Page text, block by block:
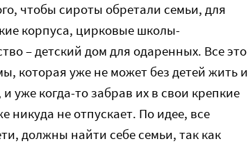
чтобы сироты обретали семьи, для
корпуса, цирковые школы-
– детский дом для одаренных. Все это
которая уже не может без детей жить и
уже когда-то забрав их в свои крепкие
никуда не отпускает. По идее, все
должны найти себе семьи, так как